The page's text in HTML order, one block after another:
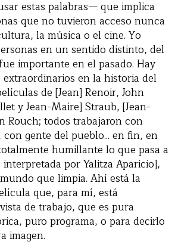
estas palabras— que implica
que no tuvieron acceso nunca
la música o el cine. Yo
en un sentido distinto, del
importante en el pasado. Hay
en la historia del
de [Jean] Renoir, John
y Jean-Maire] Straub, [Jean-
Rouch; todos trabajaron con
gente del pueblo... en fin, en
humillante lo que pasa a
por Yalitza Aparicio],
que limpia. Ahí está la
que, para mí, está
de trabajo, que es pura
puro programa, o para decirlo
imagen.